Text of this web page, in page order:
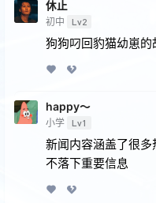
休止
初中 Lv2
狗狗叼回豹猫幼崽
happy～
小学 Lv1
新闻内容涵盖了很
不落下重要信息